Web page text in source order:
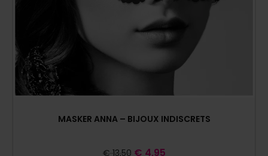
MASKER ANNA – BIJOUX INDISCRETS
€ 13,50 € 4,95